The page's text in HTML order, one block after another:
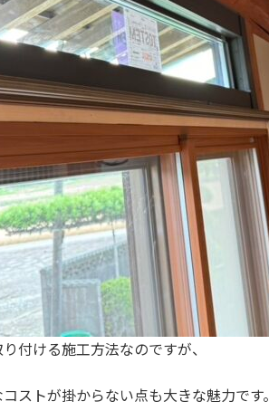
付ける施工方法なのですが、
ストが掛からない点も大きな魅力です。